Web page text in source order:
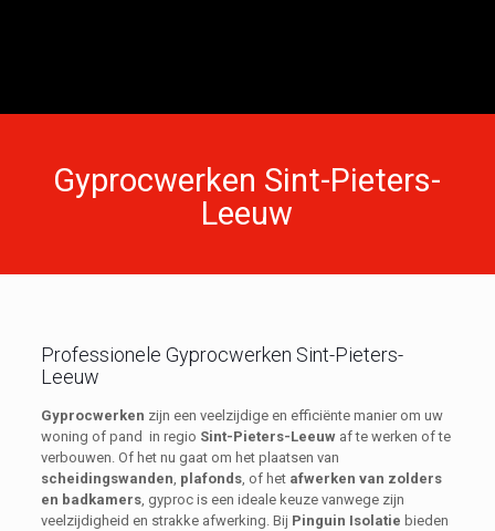
Gyprocwerken Sint-Pieters-
Leeuw
Professionele Gyprocwerken Sint-Pieters-
Leeuw
Gyprocwerken zijn een veelzijdige en efficiënte manier om uw
woning of pand in regio Sint-Pieters-Leeuwaf te werken of te
verbouwen. Of het nu gaat om het plaatsen van
scheidingswanden plafonds, of het afwerken van zolders
en badkamers, gyproc is een ideale keuze vanwege zijn
veelzijdigheid en strakke afwerking. Bij Pinguin Isolatie bieden